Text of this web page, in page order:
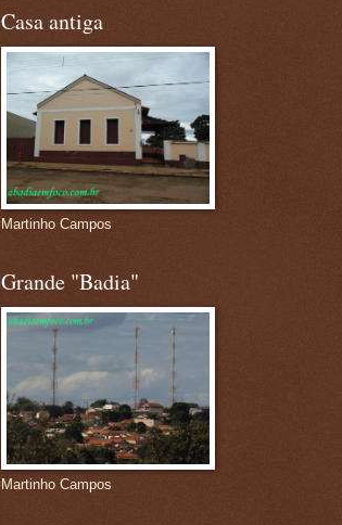
Casa antiga
Martinho Campos
Grande "Badia"
Martinho Campos